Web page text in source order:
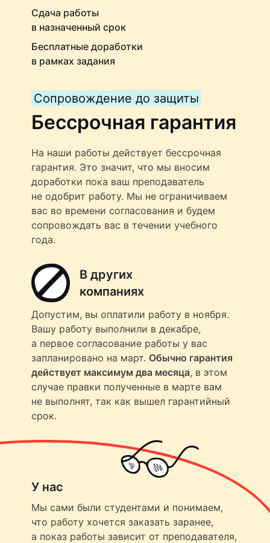
Сдача работы
в назначенный срок
Бесплатные доработки
в рамках задания
Сопровождение до защиты
Бессрочная гарантия
На наши работы действует бессрочная
гарантия. Это значит, что мы вносим
доработки пока ваш преподаватель
не одобрит работу. Мы не ограничиваем
вас во времени согласования и будем
сопровождать вас в течении учебного
года.
В других
компаниях
Допустим, вы оплатили работу в ноября.
Вашу работу выполнили в декабре,
а первое согласование работы у вас
запланировано на март. Обычно гарантия
действует максимум два месяца, в этом
случае правки полученные в марте вам
не выполнят, так как вышел гарантийный
срок.
У нас
Мы сами были студентами и понимаем,
что работу хочется заказать заранее,
а показ работы зависит от преподавателя,